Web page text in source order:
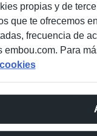
propias y de
que te ofrecemos
frecuencia de
embou.com. Para